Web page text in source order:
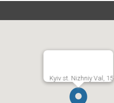
Kyiv st. Nizhniy Val, 15